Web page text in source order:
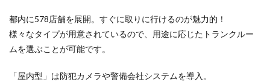
都内に578店舗を展開。すぐに取りに行けるのが魅力的！
様々なタイプが用意されているので、用途に応じたトランクルー
ムを選ぶことが可能です。
「屋内型」は防犯カメラや警備会社システムを導入。